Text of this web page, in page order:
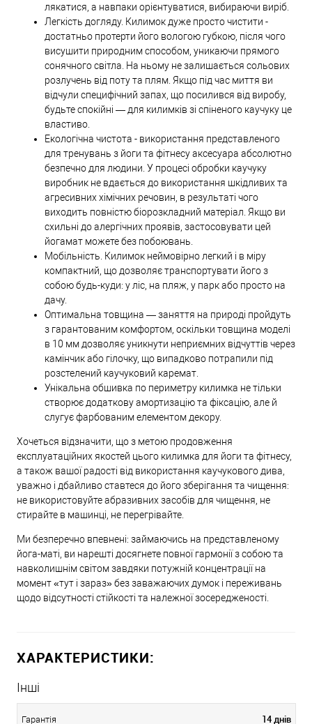
лякатися, а навпаки орієнтуватися, вибираючи виріб.
Легкість догляду. Килимок дуже просто чистити -
достатньо протерти його вологою губкою, після чого
висушити природним способом, уникаючи прямого
сонячного світла. На ньому не залишається сольових
розлучень від поту та плям. Якщо під час миття ви
відчули специфічний запах, що посилився від виробу,
будьте спокійні — для килимків зі спіненого каучуку це
властиво.
Екологічна чистота - використання представленого
для тренувань з йоги та фітнесу аксесуара абсолютно
безпечно для людини. У процесі обробки каучуку
виробник не вдається до використання шкідливих та
агресивних хімічних речовин, в результаті чого
виходить повністю біорозкладний матеріал. Якщо ви
схильні до алергічних проявів, застосовувати цей
йогамат можете без побоювань.
Мобільність. Килимок неймовірно легкий і в міру
компактний, що дозволяє транспортувати його з
собою будь-куди: у ліс, на пляж, у парк або просто на
дачу.
Оптимальна товщина — заняття на природі пройдуть
з гарантованим комфортом, оскільки товщина моделі
в 10 мм дозволяє уникнути неприємних відчуттів через
камінчик або гілочку, що випадково потрапили під
розстелений каучуковий каремат.
Унікальна обшивка по периметру килимка не тільки
створює додаткову амортизацію та фіксацію, але й
слугує фарбованим елементом декору.
Хочеться відзначити, що з метою продовження
експлуатаційних якостей цього килимка для йоги та фітнесу,
а також вашої радості від використання каучукового дива,
уважно і дбайливо ставтеся до його зберігання та чищення:
не використовуйте абразивних засобів для чищення, не
стирайте в машинці, не перегрівайте.
Ми безперечно впевнені: займаючись на представленому
йога-маті, ви нарешті досягнете повної гармонії з собою та
навколишнім світом завдяки потужній концентрації на
момент «тут і зараз» без заважаючих думок і переживань
щодо відсутності стійкості та належної зосередженості.
ХАРАКТЕРИСТИКИ:
Інші
Гарантія 14 днів